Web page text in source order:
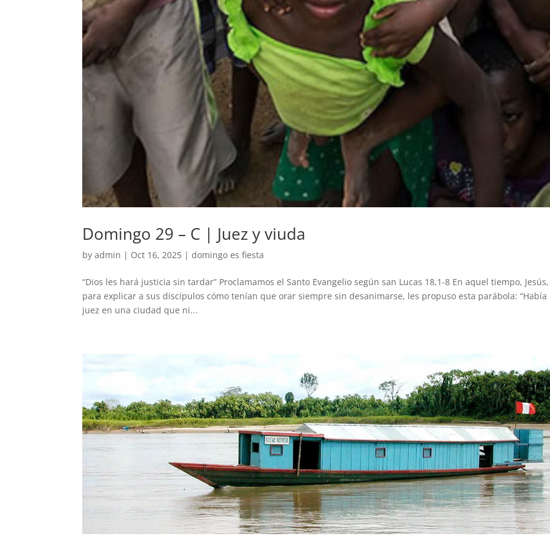
Domingo 29 – C | Juez y viuda
byadmin | Oct 16, 2025 |domingo es fiesta
“Dios les hará justicia sin tardar” Proclamamos el Santo Evangelio según san Lucas 18,1-8 En aquel tiempo, Jesús,
para explicar a sus discípulos cómo tenían que orar siempre sin desanimarse, les propuso esta parábola: “Había
juez en una ciudad que ni...